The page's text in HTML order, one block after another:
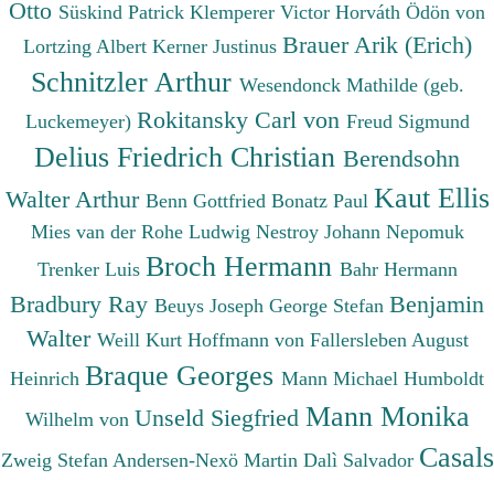
Otto Süskind Patrick Klemperer Victor Horváth Ödön von
Lortzing Albert Kerner Justinus Brauer Arik (Erich)
Schnitzler Arthur Wesendonck Mathilde (geb.
Luckemeyer) Rokitansky Carl von Freud Sigmund
Delius Friedrich Christian Berendsohn
Walter Arthur Benn Gottfried Bonatz Paul Kaut Ellis
Mies van der Rohe Ludwig Nestroy Johann Nepomuk
Trenker Luis Broch Hermann Bahr Hermann
Bradbury Ray Beuys Joseph George Stefan Benjamin
Walter Weill Kurt Hoffmann von Fallersleben August
Heinrich Braque Georges Mann Michael Humboldt
Wilhelm von Unseld Siegfried Mann Monika
Zweig Stefan Andersen-Nexö Martin Dalì Salvador Casals